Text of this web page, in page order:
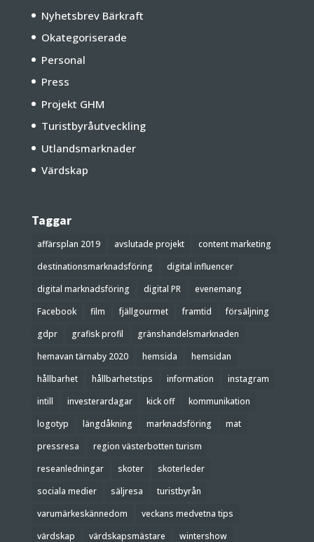
Nyhetsbrev Bärkraft
Okategoriserade
Personal
Press
Projekt GHM
Turistbyråutveckling
Utlandsmarknader
Värdskap
Taggar
affärsplan 2019 avslutade projekt
content marketing
destinationsmarknadsföring
digital influencer
digital marknadsföring
digital PR
evenemang
Facebook
film fjällgourmet framtid
försäljning
gdpr
grafisk profil
gränshandelsmarknaden
hemavan tärnaby 2020
hemsida
hemsidan
hållbarhet
hållbarhetstips information
instagram
intill
investerardagar kick off
kommunikation
logotyp
längdåkning marknadsföring
mat
pressresa
region västerbotten turism
reseanledningar
skoter
skoterleder
sociala medier
säljresa
turistbyrån
varumärkeskännedom
veckans medvetna tips
värdskap
värdskapsmästare wintershow